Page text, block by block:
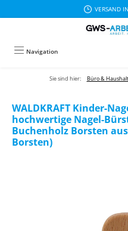
VERSAND
Navigation
Sie sind hier: Büro & Haushalt
WALDKRAFT Kinder-
hochwertige Nagel-
Buchenholz Borsten
Borsten)